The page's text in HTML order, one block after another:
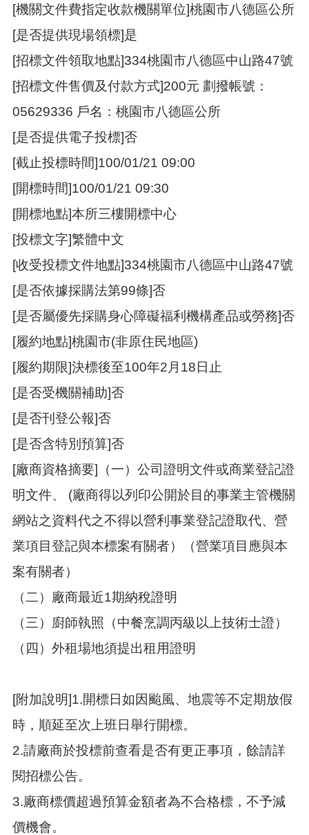
策
政
網
站
資
料
放
告
網
站
安
全
政
策
[機關文件費指定收款機關單位]桃園市八德區公所
[是否提供現場領標]是
[招標文件領取地點]334桃園市八德區中山路47號
[招標文件售價及付款方式]200元 劃撥帳號：
05629336 戶名：桃園市八德區公所
[是否提供電子投標]否
[截止投標時間]100/01/21 09:00
[開標時間]100/01/21 09:30
[開標地點]本所三樓開標中心
[投標文字]繁體中文
[收受投標文件地點]334桃園市八德區中山路47號
[是否依據採購法第99條]否
[是否屬優先採購身心障礙福利機構產品或勞務]否
[履約地點]桃園市(非原住民地區)
[履約期限]決標後至100年2月18日止
[是否受機關補助]否
[是否刊登公報]否
[是否含特別預算]否
[廠商資格摘要]（一）公司證明文件或商業登記證
明文件、 (廠商得以列印公開於目的事業主管機關
網站之資料代之不得以營利事業登記證取代、營
業項目登記與本標案有關者）（營業項目應與本
案有關者）
（二）廠商最近1期納稅證明
（三）廚師執照（中餐烹調丙級以上技術士證）
（四）外租場地須提出租用證明
[附加說明]1.開標日如因颱風、地震等不定期放假
時，順延至次上班日舉行開標。
2.請廠商於投標前查看是否有更正事項，餘請詳
閱招標公告。
3.廠商標價超過預算金額者為不合格標，不予減
價機會。